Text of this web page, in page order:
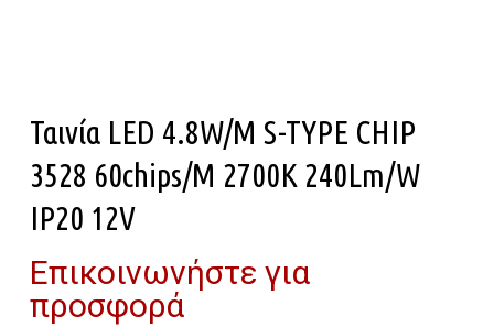
Ταινία LED 4.8W/m S-TYPE CHIP
3528 60chips/m 2700K 240Lm/W
IP20 12V
Επικοινωνήστε για
προσφορά